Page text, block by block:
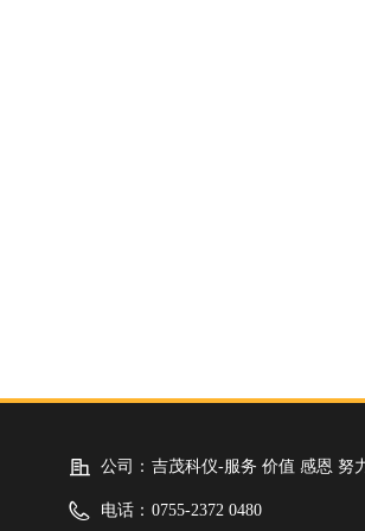
公司： 吉茂科仪-服务 价值 感恩
电话： 0755-2372 0480